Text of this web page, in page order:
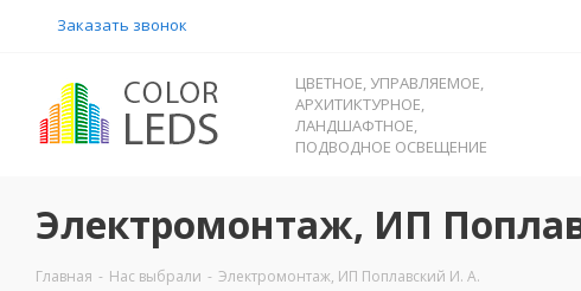
Заказать звонок
ЦВЕТНОЕ, УПРАВЛЯЕМОЕ,
АРХИТИКТУРНОЕ,
ЛАНДШАФТНОЕ,
ПОДВОДНОЕ ОСВЕЩЕНИЕ
Электромонтаж, ИП
Главная - Нас выбрали - Электромонтаж, ИП Поплавский И. А.